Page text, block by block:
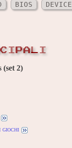
BIOS DEVICE
(set 2)